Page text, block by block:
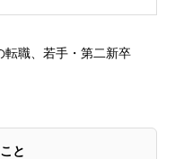
転職、若手・第二新卒
と